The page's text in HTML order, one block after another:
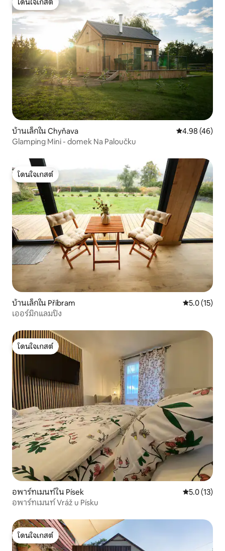
โดนใจเกสต์
โดนใจเกสต์
บ้านเล็กใน Chyňava คะแนนเฉลี่ย
4.98 (46)
Glamping Mini - domek Na Paloučku
โดนใจเกสต์
โดนใจเกสต์
บ้านเล็กใน Příbram คะแนนเฉลี่ย
5.0 (15)
เออร์มิกแลมปิง
โดนใจเกสต์
โดนใจเกสต์
อพาร์ทเมนท์ใน Písek คะแนนเฉลี่ย
5.0 (13)
อพาร์ทเมนท์ Vráž u Písku
โดนใจเกสต์
โดนใจเกสต์